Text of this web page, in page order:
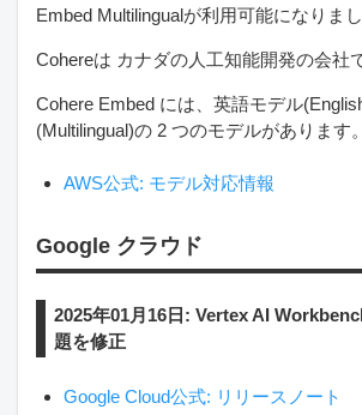
Embed Multilingualが利用可能になりまし
Cohereは カナダの人工知能開発の会社
Cohere Embed には、英語モデル
(Multilingual)の 2 つのモデルがあります。
AWS公式: モデル対応情報
Google クラウド
2025年01月16日: Vertex AI
題を修正
Google Cloud公式: リリースノート